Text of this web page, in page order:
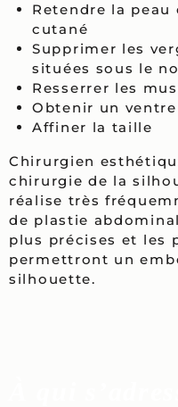
Retendre la
cutané
Supprimer les
situées sous le
Resserrer les
Obtenir un
Affiner la taille
Chirurgien
chirurgie de la
réalise très
de plastie
plus précises et les
permettront un
silhouette.